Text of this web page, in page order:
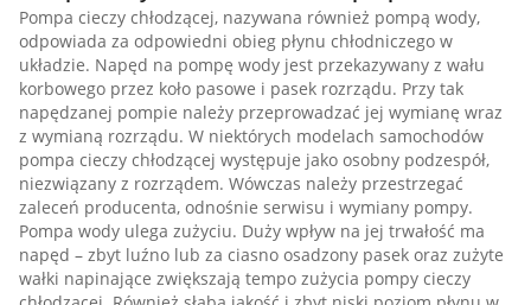
Pompa cieczy chłodzącej, nazywana również pompą wody,
odpowiada za odpowiedni obieg płynu chłodniczego w
układzie. Napęd na pompę wody jest przekazywany z wału
korbowego przez koło pasowe i pasek rozrządu. Przy tak
napędzanej pompie należy przeprowadzać jej wymianę wraz
z wymianą rozrządu. W niektórych modelach samochodów
pompa cieczy chłodzącej występuje jako osobny podzespół,
niezwiązany z rozrządem. Wówczas należy przestrzegać
zaleceń producenta, odnośnie serwisu i wymiany pompy.
Pompa wody ulega zużyciu. Duży wpływ na jej trwałość ma
napęd – zbyt luźno lub za ciasno osadzony pasek oraz zużyte
wałki napinające zwiększają tempo zużycia pompy cieczy